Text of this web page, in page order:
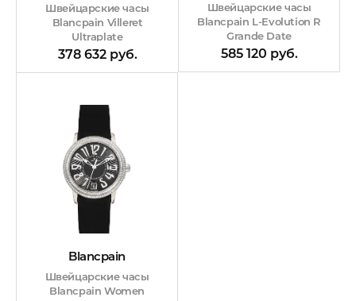
Швейцарские часы
Blancpain Villeret
Ultraplate
378 632 руб.
Швейцарские часы
Blancpain L-Evolution R
Grande Date
585 120 руб.
Blancpain
Швейцарские часы
Blancpain Women